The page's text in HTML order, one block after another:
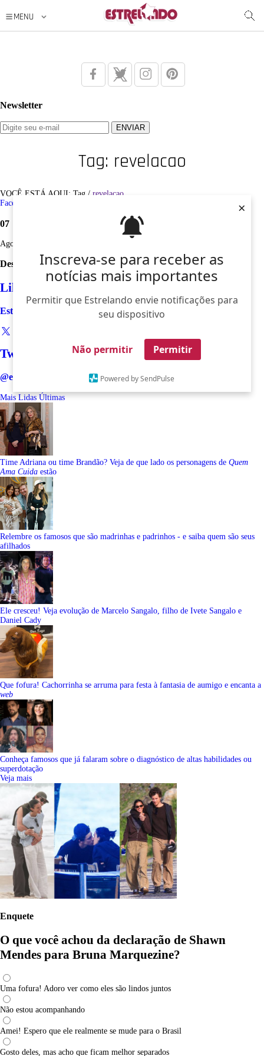
Inscreva-se para receber as
notícias mais importantes
Permitir que Estrelando envie notificações para
seu dispositivo
Não permitir Permitir
Powered by SendPulse
×
Newsletter
Tag: revelacao
VOCÊ ESTÁ AQUI: Tag / revelacao
Facebook
07
Ago
Desculpe, não foi encontrado nenhum registro sobre: revelacao
Like
Estrelando
Twitter
@estrelando
Mais Lidas Últimas
Time Adriana ou time Brandão? Veja de que lado os personagens de Quem
Ama Cuida estão
Relembre os famosos que são madrinhas e padrinhos - e saiba quem são seus
afilhados
Ele cresceu! Veja evolução de Marcelo Sangalo, filho de Ivete Sangalo e
Daniel Cady
Que fofura! Cachorrinha se arruma para festa à fantasia de aumigo e encanta a
web
Conheça famosos que já falaram sobre o diagnóstico de altas habilidades ou
superdotação
Veja mais
Enquete
O que você achou da declaração de Shawn
Mendes para Bruna Marquezine?
Uma fofura! Adoro ver como eles são lindos juntos
Não estou acompanhando
Amei! Espero que ele realmente se mude para o Brasil
Gosto deles, mas acho que ficam melhor separados